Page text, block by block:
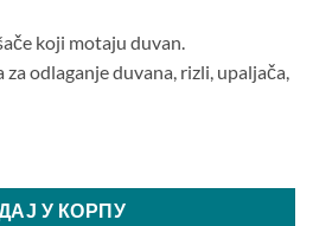
500 RSD.
koji motaju duvan.
za odlaganje duvana, rizli, upaljača,
У КОРПУ